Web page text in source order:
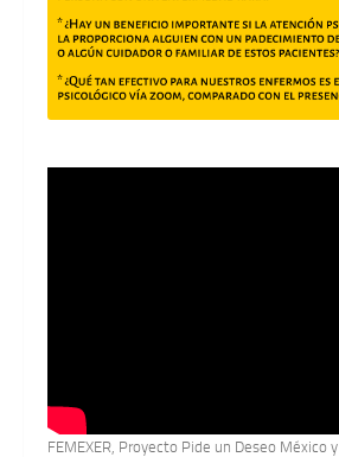
FEMEXER, Proyecto Pide un Deseo México y